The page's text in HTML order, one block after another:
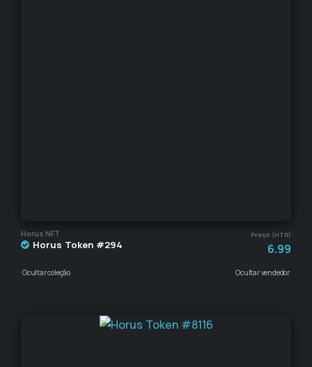
Horus NFT Preço (HTR)
Horus Token #294 6.99
Ocultar coleção Ocultar vendedor